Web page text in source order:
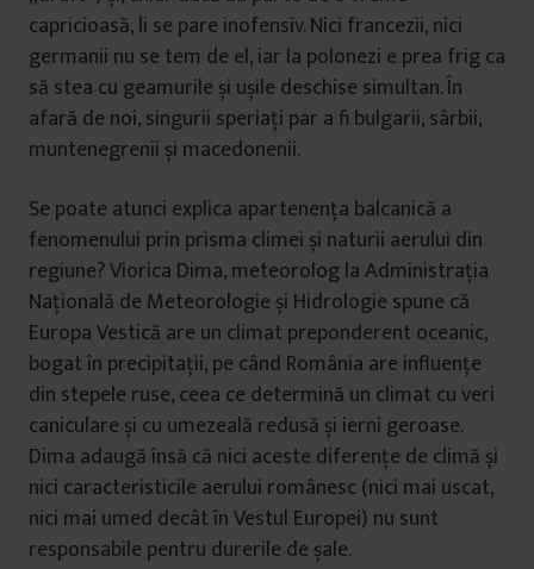
capricioasă, li se pare inofensiv. Nici francezii, nici
germanii nu se tem de el, iar la polonezi e prea frig ca
să stea cu geamurile și ușile deschise simultan. În
afară de noi, singurii speriați par a fi bulgarii, sârbii,
muntenegrenii și macedonenii.
Se poate atunci explica apartenența balcanică a
fenomenului prin prisma climei și naturii aerului din
regiune? Viorica Dima, meteorolog la Administrația
Națională de Meteorologie și Hidrologie spune că
Europa Vestică are un climat preponderent oceanic,
bogat în precipitații, pe când România are influențe
din stepele ruse, ceea ce determină un climat cu veri
caniculare și cu umezeală redusă și ierni geroase.
Dima adaugă însă că nici aceste diferențe de climă și
nici caracteristicile aerului românesc (nici mai uscat,
nici mai umed decât în Vestul Europei) nu sunt
responsabile pentru durerile de șale.